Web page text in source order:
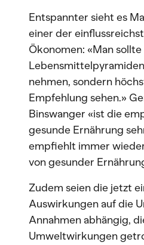
Entspannter sieht es
einer der
Ökonomen: «Man sollte
nehmen, sondern
Empfehlung sehen.»
Binswanger «ist die
gesunde Ernährung
empfiehlt immer
von gesunder
Zudem seien die jetzt
Auswirkungen auf die
Annahmen abhängig,
Umweltwirkungen